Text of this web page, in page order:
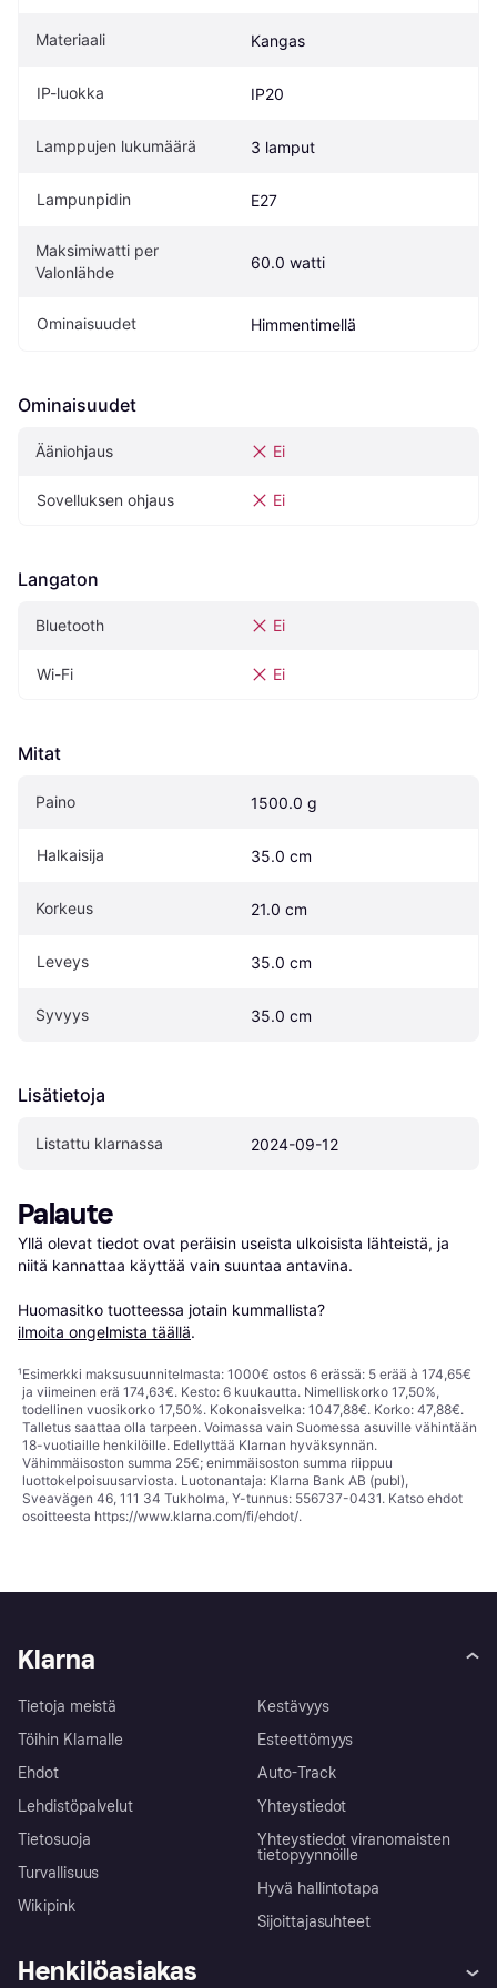
Materiaali Kangas
IP-luokka IP20
Lamppujen lukumäärä 3 lamput
Lampunpidin E27
Maksimiwatti per
Valonlähde
60.0 watti
Ominaisuudet Himmentimellä
Ominaisuudet
Ääniohjaus Ei
Sovelluksen ohjaus Ei
Langaton
Bluetooth Ei
Wi-Fi Ei
Mitat
Paino 1500.0 g
Halkaisija 35.0 cm
Korkeus 21.0 cm
Leveys 35.0 cm
Syvyys 35.0 cm
Lisätietoja
Listattu klarnassa 2024-09-12
Palaute
Yllä olevat tiedot ovat peräisin useista ulkoisista lähteistä, ja
niitä kannattaa käyttää vain suuntaa antavina.
Huomasitko tuotteessa jotain kummallista?
ilmoita ongelmista täällä.
¹Esimerkki maksusuunnitelmasta: 1000€ ostos 6 erässä: 5 erää à 174,65€
ja viimeinen erä 174,63€. Kesto: 6 kuukautta. Nimelliskorko 17,50%,
todellinen vuosikorko 17,50%. Kokonaisvelka: 1047,88€. Korko: 47,88€.
Talletus saattaa olla tarpeen. Voimassa vain Suomessa asuville vähintään
18-vuotiaille henkilöille. Edellyttää Klarnan hyväksynnän.
Vähimmäisoston summa 25€; enimmäisoston summa riippuu
luottokelpoisuusarviosta. Luotonantaja: Klarna Bank AB (publ),
Sveavägen 46, 111 34 Tukholma, Y-tunnus: 556737-0431. Katso ehdot
osoitteesta https://www.klarna.com/fi/ehdot/.
Klarna
Tietoja meistä
Töihin Klarnalle
Ehdot
Lehdistöpalvelut
Tietosuoja
Turvallisuus
Wikipink
Kestävyys
Esteettömyys
Auto-Track
Yhteystiedot
Yhteystiedot viranomaisten
tietopyynnöille
Hyvä hallintotapa
Sijoittajasuhteet
Henkilöasiakas